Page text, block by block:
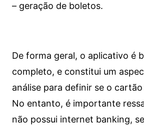
– geração de boletos.
De forma geral, o aplicativo é
completo, e constitui um
análise para definir se o
No entanto, é importante
não possui internet banking,